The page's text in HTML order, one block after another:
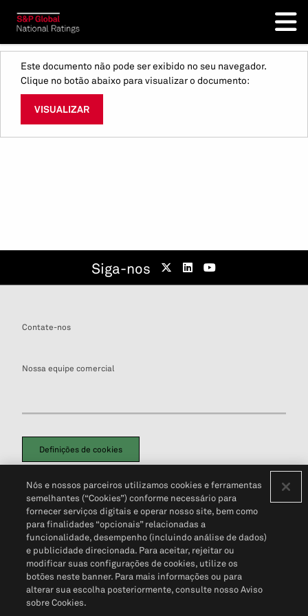
Este documento não pode ser exibido no seu navegador.
Clique no botão abaixo para visualizar o documento:
VISUALIZAR
Siga-nos
Contate-nos
Nossa equipe comercial
Definições de cookies
Política de PrivacidadePortal de privacidade do cliente (em inglês)
Não Venda Minhas Informações Pessoais© 2026 S&P Global
Nós e nossos parceiros utilizamos cookies e ferramentas
semelhantes (“Cookies”) conforme necessário para
fornecer serviços digitais e operar nosso site, bem como
para finalidades “opcionais” relacionadas a
funcionalidade, desempenho (incluindo análise de dados)
e publicidade direcionada. Para aceitar, rejeitar ou
modificar suas configurações de cookies, utilize os
botões neste banner. Para mais informações ou para
alterar sua escolha posteriormente, consulte nosso Aviso
sobre Cookies.